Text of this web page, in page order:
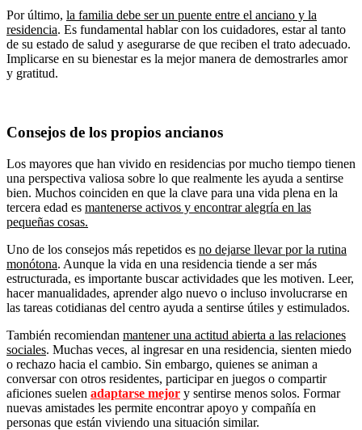
Por último, la familia debe ser un puente entre el anciano y la
residencia. Es fundamental hablar con los cuidadores, estar al tanto
de su estado de salud y asegurarse de que reciben el trato adecuado.
Implicarse en su bienestar es la mejor manera de demostrarles amor
y gratitud.
Consejos de los propios ancianos
Los mayores que han vivido en residencias por mucho tiempo tienen
una perspectiva valiosa sobre lo que realmente les ayuda a sentirse
bien. Muchos coinciden en que la clave para una vida plena en la
tercera edad es mantenerse activos y encontrar alegría en las
pequeñas cosas.
Uno de los consejos más repetidos es no dejarse llevar por la rutina
monótona. Aunque la vida en una residencia tiende a ser más
estructurada, es importante buscar actividades que les motiven. Leer,
hacer manualidades, aprender algo nuevo o incluso involucrarse en
las tareas cotidianas del centro ayuda a sentirse útiles y estimulados.
También recomiendan mantener una actitud abierta a las relaciones
sociales. Muchas veces, al ingresar en una residencia, sienten miedo
o rechazo hacia el cambio. Sin embargo, quienes se animan a
conversar con otros residentes, participar en juegos o compartir
aficiones suelen adaptarse mejor y sentirse menos solos. Formar
nuevas amistades les permite encontrar apoyo y compañía en
personas que están viviendo una situación similar.